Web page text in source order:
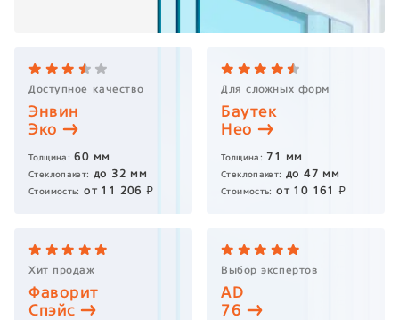
Доступное качество
Энвин
Эко
Толщина: 60 мм
Стеклопакет: до 32 мм
Стоимость: от 11 206 p
Для сложных форм
Баутек
Нео
Толщина: 71 мм
Стеклопакет: до47 мм
Стоимость: от 10 161 p
Хит продаж
Фаворит
Спэйс
Выбор экспертов
AD
76